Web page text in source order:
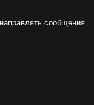
сообщения